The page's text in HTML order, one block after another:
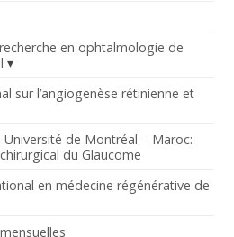
en ophtalmologie de
sur l’angiogenèse rétinienne et
de Montréal – Maroc:
du Glaucome
en médecine régénérative de